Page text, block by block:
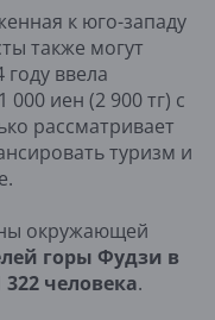
к юго-западу
также могут
ввела
иен (2 900 тг) с
рассматривает
туризм и
окружающей
горы Фудзи в
322 человека.